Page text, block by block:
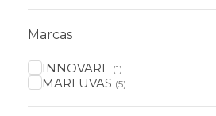
Marcas
INNOVARE (1)
MARLUVAS (5)